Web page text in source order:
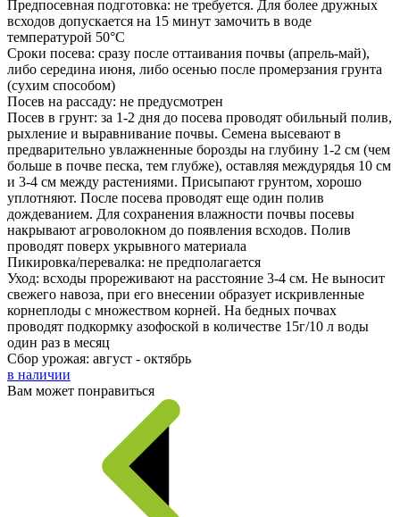
Предпосевная подготовка: не требуется. Для более дружных
всходов допускается на 15 минут замочить в воде
температурой 50°С
Сроки посева: сразу после оттаивания почвы (апрель-май),
либо середина июня, либо осенью после промерзания грунта
(сухим способом)
Посев на рассаду: не предусмотрен
Посев в грунт: за 1-2 дня до посева проводят обильный полив,
рыхление и выравнивание почвы. Семена высевают в
предварительно увлажненные борозды на глубину 1-2 см (чем
больше в почве песка, тем глубже), оставляя междурядья 10 см
и 3-4 см между растениями. Присыпают грунтом, хорошо
уплотняют. После посева проводят еще один полив
дождеванием. Для сохранения влажности почвы посевы
накрывают агроволокном до появления всходов. Полив
проводят поверх укрывного материала
Пикировка/перевалка: не предполагается
Уход: всходы прореживают на расстояние 3-4 см. Не выносит
свежего навоза, при его внесении образует искривленные
корнеплоды с множеством корней. На бедных почвах
проводят подкормку азофоской в количестве 15г/10 л воды
один раз в месяц
Сбор урожая: август - октябрь
в наличии
Вам может понравиться